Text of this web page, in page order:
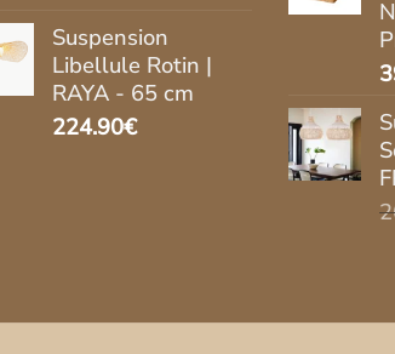
Suspension
Libellule Rotin |
RAYA - 65 cm
224.90€